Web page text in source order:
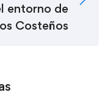
entorno de
Costeños